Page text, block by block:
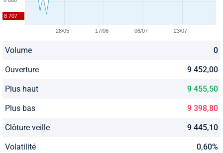
Volume 0
Ouverture 9 452,00
Plus haut 9 455,50
Plus bas 9 398,80
Clôture veille 9 445,10
Volatilité 0,60%